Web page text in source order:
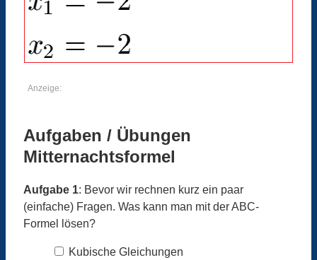
Anzeige:
Aufgaben / Übungen
Mitternachtsformel
Aufgabe 1: Bevor wir rechnen kurz ein paar
(einfache) Fragen. Was kann man mit der ABC-
Formel lösen?
Kubische Gleichungen